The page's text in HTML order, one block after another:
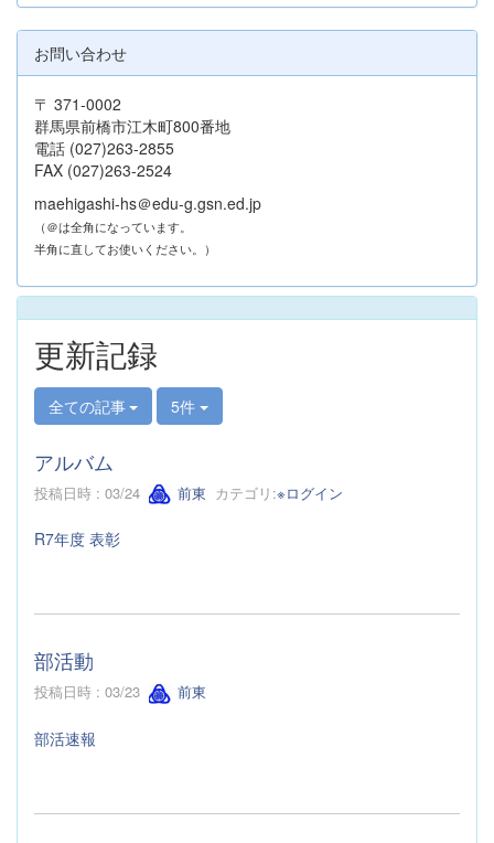
お問い合わせ
〒 371-0002
群馬県前橋市江木町800番地
電話 (027)263-2855
FAX (027)263-2524
maehigashi-hs＠edu-g.gsn.ed.jp
（＠は全角になっています。
半角に直してお使いください。）
更新記録
全ての記事 5件
アルバム
投稿日時 : 03/24 前東 カテゴリ:※ログイン
R7年度 表彰
部活動
投稿日時 : 03/23 前東
部活速報